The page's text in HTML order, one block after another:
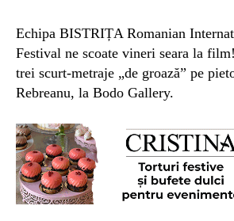
Echipa BISTRIȚA Romanian
Festival ne scoate vineri seara la
trei scurt-metraje „de groază” pe
Rebreanu, la Bodo Gallery.